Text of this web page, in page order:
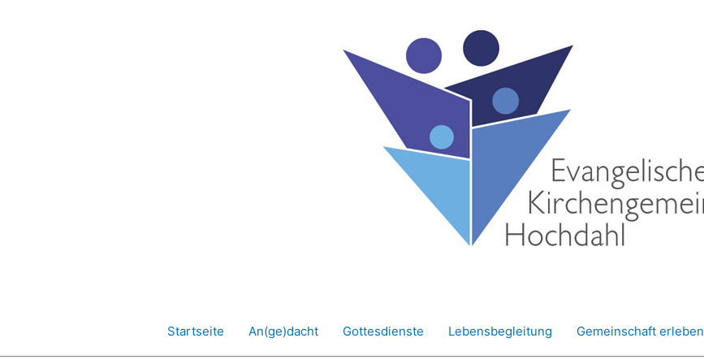
Startseite An(ge)dacht Gottesdienste Lebensbegleitung Gemeinschaft erleben